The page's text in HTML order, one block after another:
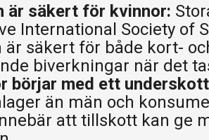
är säkert för kvinnor:
International Society of
är säkert för både kort-
biverkningar när det
börjar med ett
än män och
att tillskott kan ge